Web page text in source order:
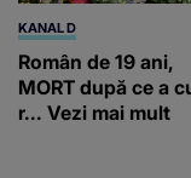
KANAL D
Român de 19 ani,
MORT după ce a
r... Vezi mai mult